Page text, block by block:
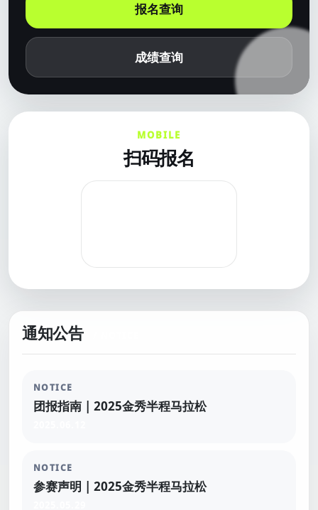
报名查询
成绩查询
MOBILE
扫码报名
通知公告
NOTICE
团报指南 | 2025金秀半程马拉松
NOTICE
参赛声明 | 2025金秀半程马拉松